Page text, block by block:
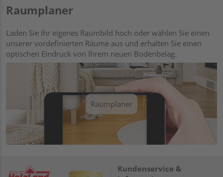
Raumplaner
Laden Sie Ihr eigenes Raumbild hoch oder wählen Sie einen
unserer vordefinierten Räume aus und erhalten Sie einen
optischen Eindruck von Ihrem neuen Bodenbelag.
Raumplaner
Kundenservice &